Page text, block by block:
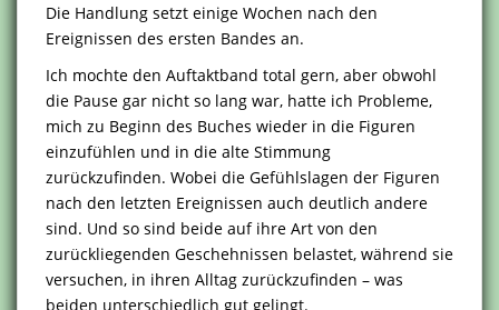
Die Handlung setzt einige Wochen nach den
Ereignissen des ersten Bandes an.
Ich mochte den Auftaktband total gern, aber obwohl
die Pause gar nicht so lang war, hatte ich Probleme,
mich zu Beginn des Buches wieder in die Figuren
einzufühlen und in die alte Stimmung
zurückzufinden. Wobei die Gefühlslagen der Figuren
nach den letzten Ereignissen auch deutlich andere
sind. Und so sind beide auf ihre Art von den
zurückliegenden Geschehnissen belastet, während sie
versuchen, in ihren Alltag zurückzufinden – was
beiden unterschiedlich gut gelingt.